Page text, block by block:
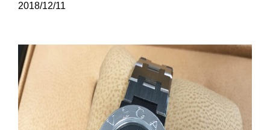
2018/12/11